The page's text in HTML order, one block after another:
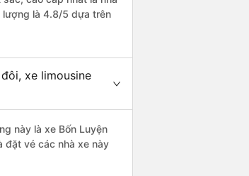
lượng là 4.8/5 dựa trên
xe limousine
này là xe Bốn Luyện
đặt vé các nhà xe này